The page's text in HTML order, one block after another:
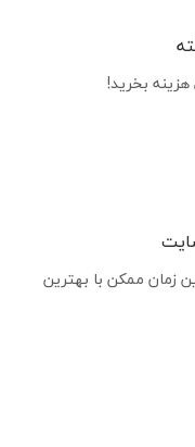
هزینه بخرید!
زمان ممکن با بهترین